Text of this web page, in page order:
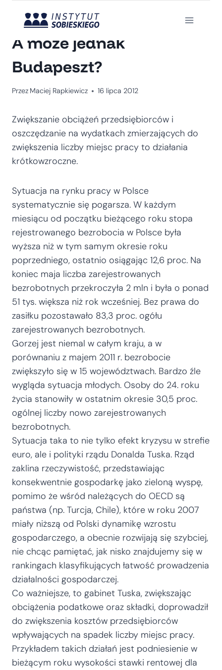
SOBIESKI W MEDIACH
A może jednak
Budapeszt?
Przez Maciej Rapkiewicz 16 lipca 2012
Zwiększanie obciążeń przedsiębiorców i
oszczędzanie na wydatkach zmierzających do
zwiększenia liczby miejsc pracy to działania
krótkowzroczne.
Sytuacja na rynku pracy w Polsce
systematycznie się pogarsza. W każdym
miesiącu od początku bieżącego roku stopa
rejestrowanego bezrobocia w Polsce była
wyższa niż w tym samym okresie roku
poprzedniego, ostatnio osiągając 12,6 proc. Na
koniec maja liczba zarejestrowanych
bezrobotnych przekroczyła 2 mln i była o ponad
51 tys. większa niż rok wcześniej. Bez prawa do
zasiłku pozostawało 83,3 proc. ogółu
zarejestrowanych bezrobotnych.
Gorzej jest niemal w całym kraju, a w
porównaniu z majem 2011 r. bezrobocie
zwiększyło się w 15 województwach. Bardzo źle
wygląda sytuacja młodych. Osoby do 24. roku
życia stanowiły w ostatnim okresie 30,5 proc.
ogólnej liczby nowo zarejestrowanych
bezrobotnych.
Sytuacja taka to nie tylko efekt kryzysu w strefie
euro, ale i polityki rządu Donalda Tuska. Rząd
zaklina rzeczywistość, przedstawiając
konsekwentnie gospodarkę jako zieloną wyspę,
pomimo że wśród należących do OECD są
państwa (np. Turcja, Chile), które w roku 2007
miały niższą od Polski dynamikę wzrostu
gospodarczego, a obecnie rozwijają się szybciej,
nie chcąc pamiętać, jak nisko znajdujemy się w
rankingach klasyfikujących łatwość prowadzenia
działalności gospodarczej.
Co ważniejsze, to gabinet Tuska, zwiększając
obciążenia podatkowe oraz składki, doprowadził
do zwiększenia kosztów przedsiębiorców
wpływających na spadek liczby miejsc pracy.
Przykładem takich działań jest podniesienie w
bieżącym roku wysokości stawki rentowej dla